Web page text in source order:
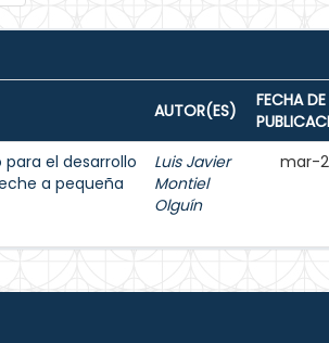
AUTOR(ES)
FECHA DE
el desarrollo
a pequeña
Luis Javier
Montiel
Olguín
mar-